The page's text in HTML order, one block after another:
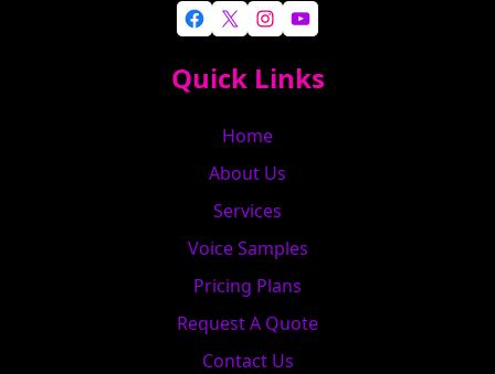
Facebook X Instagram YouTube
Quick Links
Home
About Us
Services
Voice Samples
Pricing Plans
Request A Quote
Contact Us